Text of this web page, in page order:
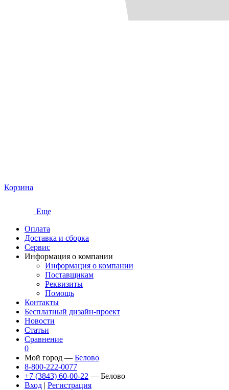
Корзина
Еще
Оплата
Доставка и сборка
Сервис
Информация о компании
Информация о компании
Поставщикам
Реквизиты
Помощь
Контакты
Бесплатный дизайн-проект
Новости
Статьи
Сравнение
0
Мой город — Белово
8-800-222-0077
+7 (3843) 60-00-22 — Белово
Вход | Регистрация